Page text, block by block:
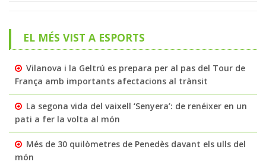
EL MÉS VIST A ESPORTS
Vilanova i la Geltrú es prepara per al pas del Tour de
França amb importants afectacions al trànsit
La segona vida del vaixell ‘Senyera’: de renéixer en un
pati a fer la volta al món
Més de 30 quilòmetres de Penedès davant els ulls del
món